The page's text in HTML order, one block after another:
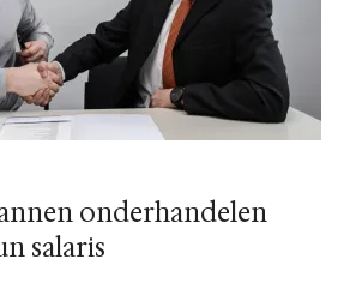
onderhandelen
salaris